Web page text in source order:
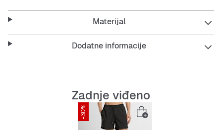
Features:
Brzo se suše za veću udobnost
Elastični pojas s vezicom
Materijal
Dodatne informacije
Zadnje viđeno
-30%